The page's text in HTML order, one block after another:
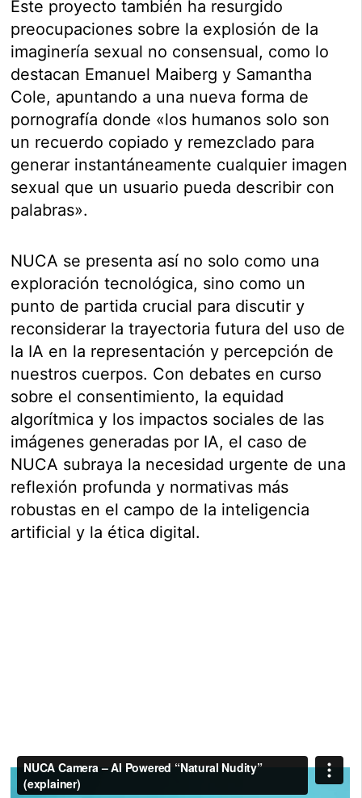
Este proyecto también ha resurgido
preocupaciones sobre la explosión de la
imaginería sexual no consensual, como lo
destacan Emanuel Maiberg y Samantha
Cole, apuntando a una nueva forma de
pornografía donde «los humanos solo son
un recuerdo copiado y remezclado para
generar instantáneamente cualquier imagen
sexual que un usuario pueda describir con
palabras».
NUCA se presenta así no solo como una
exploración tecnológica, sino como un
punto de partida crucial para discutir y
reconsiderar la trayectoria futura del uso de
la IA en la representación y percepción de
nuestros cuerpos. Con debates en curso
sobre el consentimiento, la equidad
algorítmica y los impactos sociales de las
imágenes generadas por IA, el caso de
NUCA subraya la necesidad urgente de una
reflexión profunda y normativas más
robustas en el campo de la inteligencia
artificial y la ética digital.